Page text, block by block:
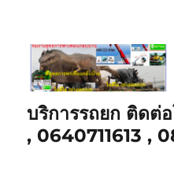
บริการรถยก ติดต่
, 0640711613 ,